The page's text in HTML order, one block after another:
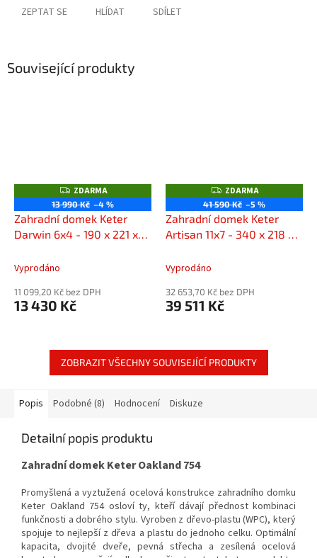
ZEPTAT SE HLÍDAT SDÍLET
Související produkty
Z
D
A
R
A
ZDARMA
13 990 Kč –4 %
Zahradní domek Keter
Darwin 6x4 - 190 x 221 x
Vyprodáno
11 099,20 Kč bez DPH
13 430 Kč
Z
D
A
R
M
A
ZDARMA
41 590 Kč –5 %
Zahradní domek Keter
Artisan 11x7 - 340 x 218 x
Vyprodáno
32 653,70 Kč bez DPH
39 511 Kč
ZOBRAZIT VŠECHNY SOUVISEJÍCÍ PRODUKTY
Popis Podobné (8) Hodnocení Diskuze
Detailní popis produktu
Zahradní domek Keter Oakland 754
Promyšlená a vyztužená ocelová konstrukce zahradního domku
Keter Oakland 754 osloví ty, kteří dávají přednost kombinaci
funkčnosti a dobrého stylu. Vyroben z dřevo-plastu (WPC), který
spojuje to nejlepší z dřeva a plastu do jednoho celku. Optimální
kapacita, dvojité dveře, pevná střecha a zesílená ocelová